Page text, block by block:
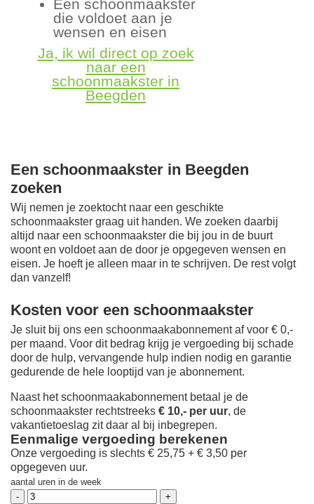
Een schoonmaakster
die voldoet aan je
wensen en eisen
Ja, ik wil direct op zoek
naar een
schoonmaakster in
Beegden
Een schoonmaakster in Beegden
zoeken
Wij nemen je zoektocht naar een geschikte
schoonmaakster graag uit handen. We zoeken daarbij
altijd naar een schoonmaakster die bij jou in de buurt
woont en voldoet aan de door je opgegeven wensen en
eisen. Je hoeft je alleen maar in te schrijven. De rest volgt
dan vanzelf!
Kosten voor een schoonmaakster
Je sluit bij ons een schoonmaakabonnement af voor € 0,-
per maand. Voor dit bedrag krijg je vergoeding bij schade
door de hulp, vervangende hulp indien nodig en garantie
gedurende de hele looptijd van je abonnement.
Naast het schoonmaakabonnement betaal je de
schoonmaakster rechtstreeks € 10,- per uur, de
vakantietoeslag zit daar al bij inbegrepen.
Eenmalige vergoeding berekenen
Onze vergoeding is slechts € 25,75 + € 3,50 per
opgegeven uur.
aantal uren in de week